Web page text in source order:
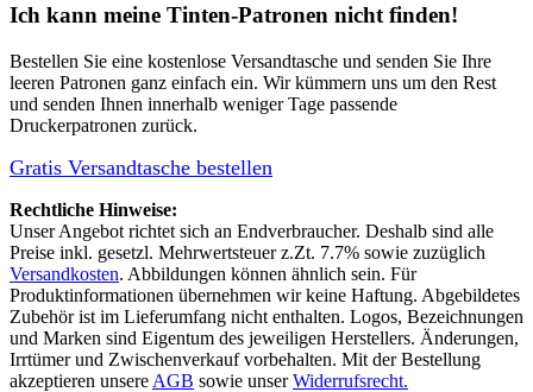
Ich kann meine Tinten-Patronen nicht finden!
Bestellen Sie eine kostenlose Versandtasche und senden Sie Ihre
leeren Patronen ganz einfach ein. Wir kümmern uns um den Rest
und senden Ihnen innerhalb weniger Tage passende
Druckerpatronen zurück.
Gratis Versandtasche bestellen
Rechtliche Hinweise:
Unser Angebot richtet sich an Endverbraucher. Deshalb sind alle
Preise inkl. gesetzl. Mehrwertsteuer z.Zt. 7.7% sowie zuzüglich
Versandkosten. Abbildungen können ähnlich sein. Für
Produktinformationen übernehmen wir keine Haftung. Abgebildetes
Zubehör ist im Lieferumfang nicht enthalten. Logos, Bezeichnungen
und Marken sind Eigentum des jeweiligen Herstellers. Änderungen,
Irrtümer und Zwischenverkauf vorbehalten. Mit der Bestellung
akzeptieren unsere AGB sowie unserWiderrufsrecht.